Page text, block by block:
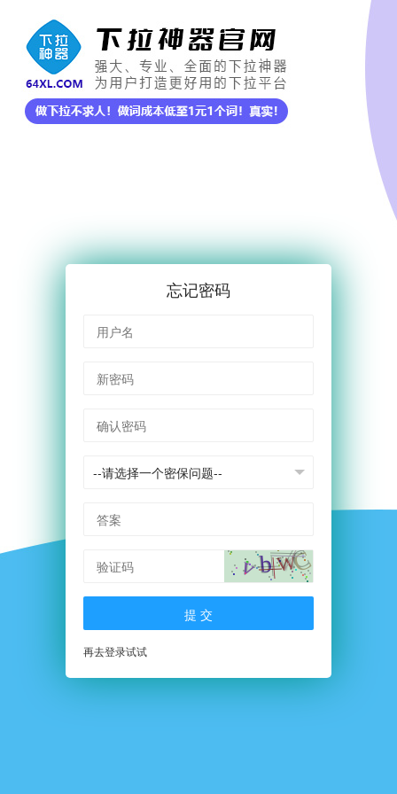
忘记密码
用户名
新密码
确认密码
密保问题
答案
验证码
提 交
再去登录试试